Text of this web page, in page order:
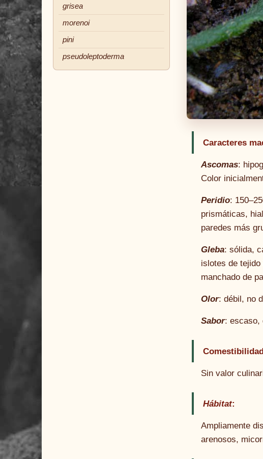
grisea
morenoi
pini
pseudoleptoderma
Caracteres
Ascomas:
Color
Peridio:
prismáticas,
paredes más
Gleba: sólida,
islotes de
manchado de
Olor: débil, no
Sabor: escaso,
Sin valor
Hábitat:
Ampliamente
arenosos,